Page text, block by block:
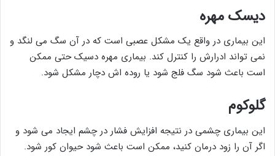
دیسک مهره
این بیماری در واقع یک مشکل عصبی است که در آن سگ می لنگد و
نمی تواند ادرارش را کنترل کند. بیماری مهره دسیک حتی ممکن
است باعث شود سگ فلج شود یا روده اش دچار مشکل شود.
گلوکوم
این بیماری چشمی در نتیجه افزایش فشار در چشم ایجاد می شود و
اگر آن را زود درمان کنید، ممکن است باعث شود حیوان کور شود.